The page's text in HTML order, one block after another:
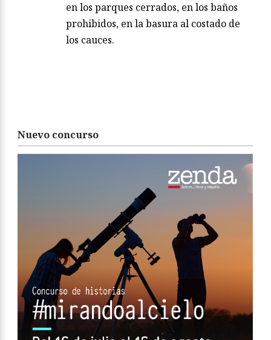
en los parques cerrados, en los baños
prohibidos, en la basura al costado de
los cauces.
Nuevo concurso